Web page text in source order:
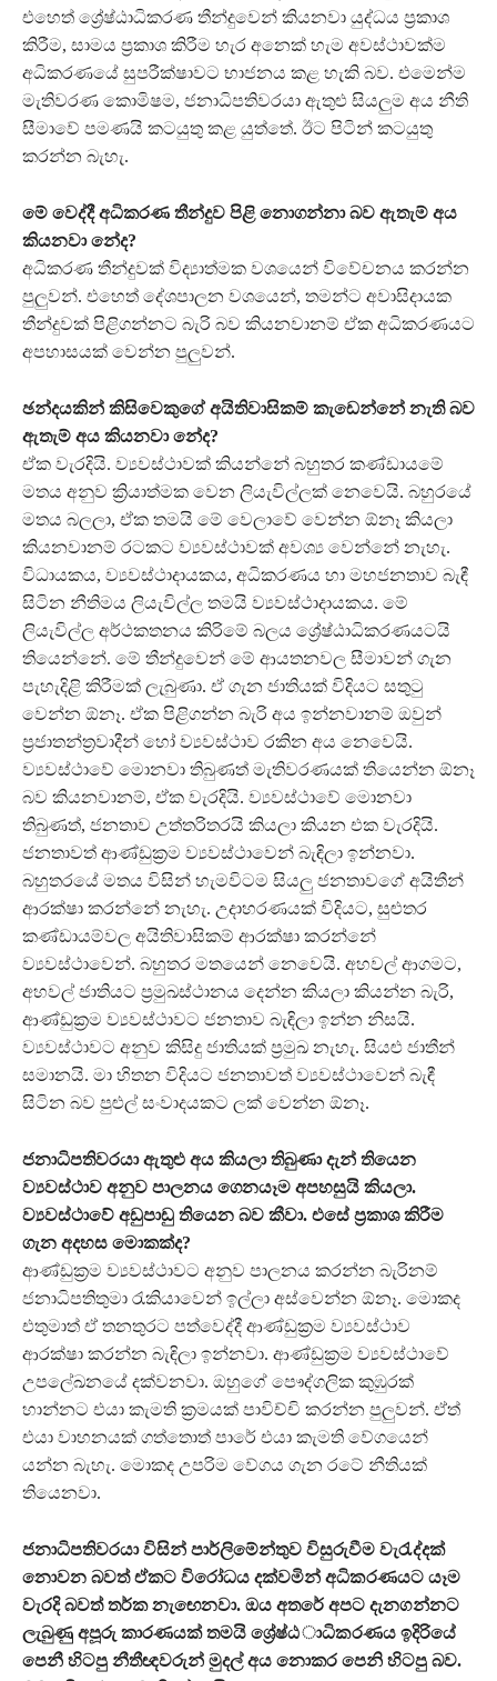
එහෙත් ශ්‍රේෂ්ඨාධිකරණ තීන්දුවෙන් කියනවා යුද්ධය ප්‍රකාශ
කිරීම, සාමය ප්‍රකාශ කිරීම හැර අනෙක් හැම අවස්ථාවක්ම
අධිකරණයේ සුපරීක්ෂාවට භාජනය කළ හැකි බව. එමෙන්ම
මැතිවරණ කොමිෂම, ජනාධිපතිවරයා ඇතුළු සියලු‍ම අය නීති
සීමාවේ පමණයි කටයුතු කළ යුත්තේ. ඊට පිටින් කටයුතු
කරන්න බැහැ.
මේ වෙද්දී අධිකරණ තීන්දුව පිළි නොගන්නා බව ඇතැම් අය
කියනවා නේද?
අධිකරණ තීන්දුවක් විද්‍යාත්මක වශයෙන් විවේචනය කරන්න
පුලු‍වන්. එහෙත් දේශපාලන වශයෙන්, තමන්ට අවාසිදායක
තීන්දුවක් පිළිගන්නට බැරි බව කියනවානම් ඒක අධිකරණයට
අපහාසයක් වෙන්න පුලු‍වන්.
ඡන්දයකින් කිසිවෙකුගේ අයිතිවාසිකම් කැඩෙන්නේ නැති බව
ඇතැම් අය කියනවා නේද?
ඒක වැරදියි. ව්‍යවස්ථාවක් කියන්නේ බහුතර කණ්ඩායමේ
මතය අනුව ක්‍රියාත්මක වෙන ලියැවිල්ලක් නෙවෙයි. බහුරයේ
මතය බලලා, ඒක තමයි මේ වෙලාවේ වෙන්න ඕනෑ කියලා
කියනවානම් රටකට ව්‍යවස්ථාවක් අවශ්‍ය වෙන්නේ නැහැ.
විධායකය, ව්‍යවස්ථාදායකය, අධිකරණය හා මහජනතාව බැඳී
සිටින නීතිමය ලියැවිල්ල තමයි ව්‍යවස්ථාදායකය. මේ
ලියැවිල්ල අර්ථකතනය කිරිමේ බලය ශ්‍රේෂ්ඨාධිකරණයටයි
තියෙන්නේ. මේ තීන්දුවෙන් මේ ආයතනවල සීමාවන් ගැන
පැහැදිළි කිරීමක් ලැබුණා. ඒ ගැන ජාතියක් විදියට සතුටු
වෙන්න ඕනෑ. ඒක පිළිගන්න බැරි අය ඉන්නවානම් ඔවුන්
ප්‍රජාතන්ත්‍රවාදීන් හෝ ව්‍යවස්ථාව රකින අය නෙවෙයි.
ව්‍යවස්ථාවේ මොනවා තිබුණත් මැතිවරණයක් තියෙන්න ඕනෑ
බව කියනවානම්, ඒක වැරදියි. ව්‍යවස්ථාවේ මොනවා
තිබුණත්, ජනතාව උත්තරිතරයි කියලා කියන එක වැරදියි.
ජනතාවත් ආණ්ඩුක්‍රම ව්‍යවස්ථාවෙන් බැඳිලා ඉන්නවා.
බහුතරයේ මතය විසින් හැමවිටම සියලු‍ ජනතාවගේ අයිතීන්
ආරක්ෂා කරන්නේ නැහැ. උදාහරණයක් විදියට, සුළුතර
කණ්ඩායම්වල අයිතිවාසිකම් ආරක්ෂා කරන්නේ
ව්‍යවස්ථාවෙන්. බහුතර මතයෙන් නෙවෙයි. අහවල් ආගමට,
අහවල් ජාතියට ප්‍රමුඛස්ථානය දෙන්න කියලා කියන්න බැරි,
ආණ්ඩුක්‍රම ව්‍යවස්ථාවට ජනතාව බැඳිලා ඉන්න නිසයි.
ව්‍යවස්ථාවට අනුව කිසිදු ජාතියක් ප්‍රමුඛ නැහැ. සියළු ජාතීන්
සමානයි. මා හිතන විදියට ජනතාවත් ව්‍යවස්ථාවෙන් බැඳී
සිටින බව පුළුල් සංවාදයකට ලක් වෙන්න ඕනෑ.
ජනාධිපතිවරයා ඇතුළු අය කියලා තිබුණා දැන් තියෙන
ව්‍යවස්ථාව අනුව පාලනය ගෙනයෑම අපහසුයි කියලා.
ව්‍යවස්ථාවේ අඩුපාඩු තියෙන බව කීවා. එසේ ප්‍රකාශ කිරීම
ගැන අදහස මොකක්ද?
ආණ්ඩුක්‍රම ව්‍යවස්ථාවට අනුව පාලනය කරන්න බැරිනම්
ජනාධිපතිතුමා රැකියාවෙන් ඉල්ලා අස්වෙන්න ඕනෑ. මොකද
එතුමාත් ඒ තනතුරට පත්වෙද්දී ආණ්ඩුක්‍රම ව්‍යවස්ථාව
ආරක්ෂා කරන්න බැඳිලා ඉන්නවා. ආණ්ඩුක්‍රම ව්‍යවස්ථාවේ
උපලේඛනයේ දක්වනවා. ඔහුගේ පෞද්ගලික කුඹුරක්
හාන්නට එයා කැමති ක්‍රමයක් පාවිච්චි කරන්න පුලු‍වන්. ඒත්
එයා වාහනයක් ගත්තොත් පාරේ එයා කැමති වේගයෙන්
යන්න බැහැ. මොකද උපරිම වේගය ගැන රටේ නීතියක්
තියෙනවා.
ජනාධිපතිවරයා විසින් පාර්ලිමේන්තුව විසුරුවීම වැරැ ද්දක්
නොවන බවත් ඒකට විරෝධය දක්වමින් අධික රණයට යෑම
වැරදි බවත් තර්ක නැඟෙනවා. ඔය අතරේ අපට දැනග න්නට
ලැබුණු අපූරු කාරණයක් තමයි ශ්‍රේෂ්ඨ ාධික රණය ඉදිරියේ
පෙනී හිටපු නීතීඥවරුන් මුදල් අය නොකර පෙනි හිටපු බව.